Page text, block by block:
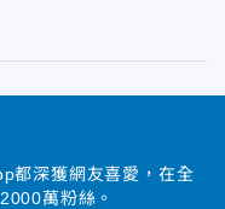
都深獲網友喜愛，在全
萬粉絲。